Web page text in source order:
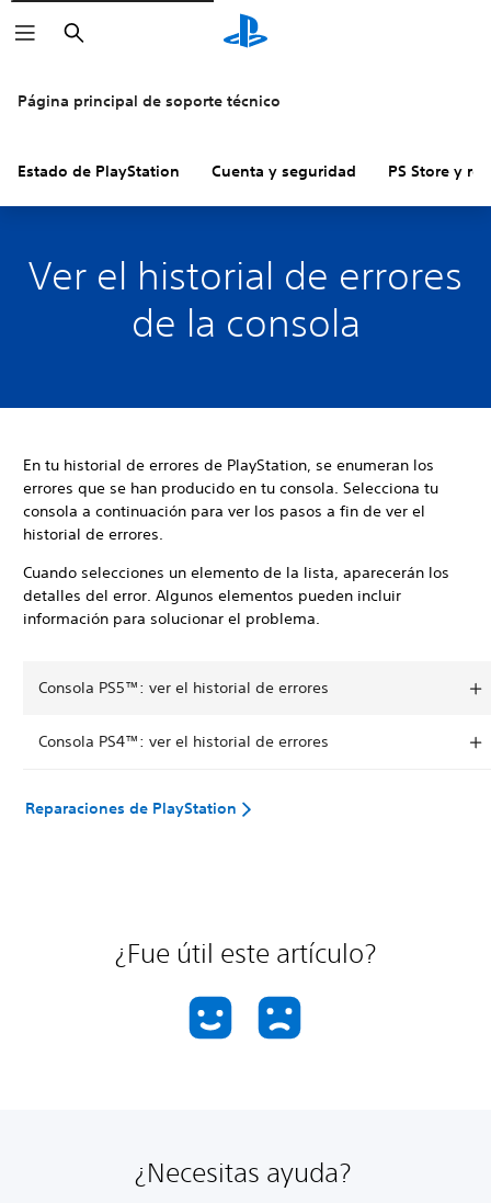
Buscar
Página principal de soporte técnico
Estado de PlayStation Cuenta y seguridad PS Store y
Ver el historial de errores
de la consola
En tu historial de errores de PlayStation, se enumeran los
errores que se han producido en tu consola. Selecciona tu
consola a continuación para ver los pasos a fin de ver el
historial de errores.
Cuando selecciones un elemento de la lista, aparecerán los
detalles del error. Algunos elementos pueden incluir
información para solucionar el problema.
Consola PS5™: ver el historial de errores
Consola PS4™: ver el historial de errores
Reparaciones de PlayStation
¿Fue útil este artículo?
¿Necesitas ayuda?